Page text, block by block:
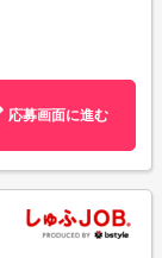
応募画面に進む